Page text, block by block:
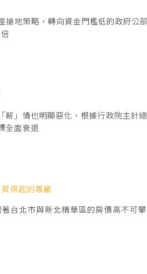
地策略，轉向資金門檻低的政府公
」情也明顯惡化，根據行政院主計
全面衰退
得起的尊嚴
台北市與新北精華區的房價高不可